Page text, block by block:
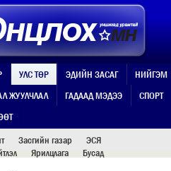
ТӨР
УЛС ТӨР ЭДИЙН ЗАСАГ
НИЙГЭМ
ЖУУЛЧЛАЛ
ГАДААД МЭДЭЭ
СПОРТ
Засгийн газар
ЭСЯ
Ярилцлага Бусад